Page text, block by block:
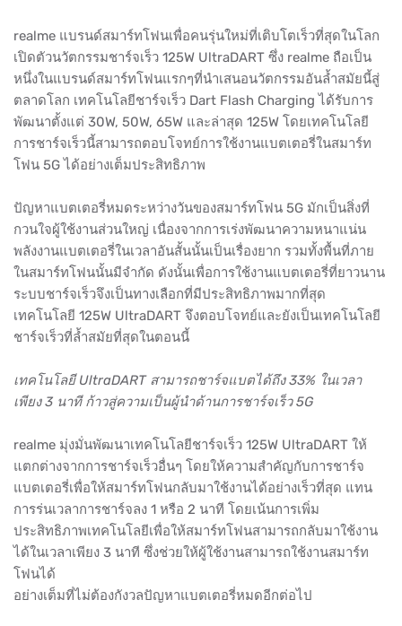
realme แบรนด์สมาร์ทโฟนเพื่อคนรุ่นใหม่ที่เติบโตเร็วที่สุดในโลก
เปิดตัวนวัตกรรมชาร์จเร็ว 125W UltraDART ซึ่ง realme ถือเป็น
หนึ่งในแบรนด์สมาร์ทโฟนแรกๆที่นำเสนอนวัตกรรมอันล้ำสมัยนี้สู่
ตลาดโลก เทคโนโลยีชาร์จเร็ว Dart Flash Charging ได้รับการ
พัฒนาตั้งแต่ 30W, 50W, 65W และล่าสุด 125W โดยเทคโนโลยี
การชาร์จเร็วนี้สามารถตอบโจทย์การใช้งานแบตเตอรี่ในสมาร์ท
โฟน 5G ได้อย่างเต็มประสิทธิภาพ
ปัญหาแบตเตอรี่หมดระหว่างวันของสมาร์ทโฟน 5G มักเป็นสิ่งที่
กวนใจผู้ใช้งานส่วนใหญ่ เนื่องจากการเร่งพัฒนาความหนาแน่น
พลังงานแบตเตอรี่ในเวลาอันสั้นนั้นเป็นเรื่องยาก รวมทั้งพื้นที่ภาย
ในสมาร์ทโฟนนั้นมีจำกัด ดังนั้นเพื่อการใช้งานแบตเตอรี่ที่ยาวนาน
ระบบชาร์จเร็วจึงเป็นทางเลือกที่มีประสิทธิภาพมากที่สุด
เทคโนโลยี 125W UltraDART จึงตอบโจทย์และยังเป็นเทคโนโลยี
ชาร์จเร็วที่ล้ำสมัยที่สุดในตอนนี้
เทคโนโลยี UltraDART สามารถชาร์จแบตได้ถึง 33% ในเวลา
เพียง 3 นาที ก้าวสู่ความเป็นผู้นำด้านการชาร์จเร็ว 5G
realme มุ่งมั่นพัฒนาเทคโนโลยีชาร์จเร็ว 125W UltraDART ให้
แตกต่างจากการชาร์จเร็วอื่นๆ โดยให้ความสำคัญกับการชาร์จ
แบตเตอรี่เพื่อให้สมาร์ทโฟนกลับมาใช้งานได้อย่างเร็วที่สุด แทน
การร่นเวลาการชาร์จลง 1 หรือ 2 นาที โดยเน้นการเพิ่ม
ประสิทธิภาพเทคโนโลยีเพื่อให้สมาร์ทโฟนสามารถกลับมาใช้งาน
ได้ในเวลาเพียง 3 นาที ซึ่งช่วยให้ผู้ใช้งานสามารถใช้งานสมาร์ท
โฟนได้
อย่างเต็มที่ไม่ต้องกังวลปัญหาแบตเตอรี่หมดอีกต่อไป